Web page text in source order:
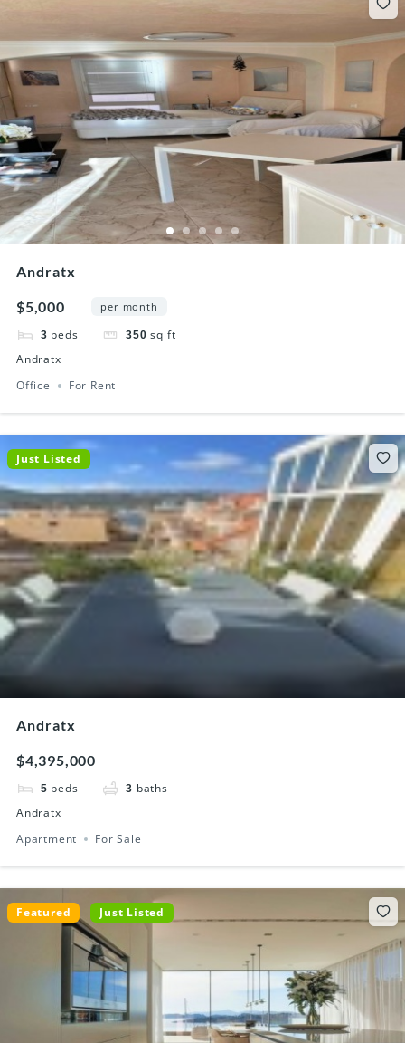
Andratx
$5,000 per month
3 beds 350 sq ft
Andratx
Office
For Rent
Just Listed
Andratx
$4,395,000
5 beds 3 baths
Andratx
Apartment
For Sale
Featured Just Listed